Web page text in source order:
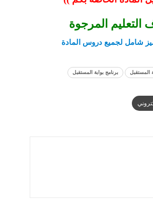
التعليم المرجوة
شامل لجميع دروس المادة
المستقبل برنامج بوابة المستقبل